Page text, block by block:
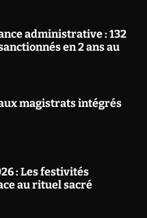
administrative : 132
en 2 ans au
magistrats intégrés
: Les festivités
au rituel sacré